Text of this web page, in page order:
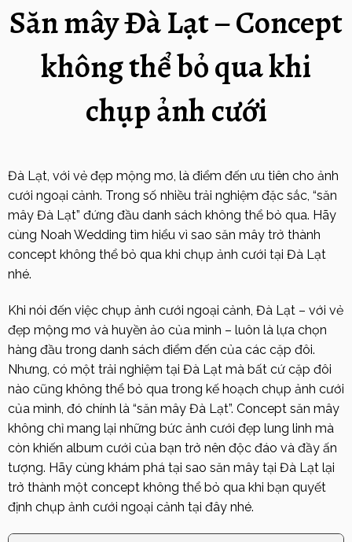
Săn mây Đà Lạt – Concept
không thể bỏ qua khi
chụp ảnh cưới
Đà Lạt, với vẻ đẹp mộng mơ, là điểm đến ưu tiên cho ảnh
cưới ngoại cảnh. Trong số nhiều trải nghiệm đặc sắc, “săn
mây Đà Lạt” đứng đầu danh sách không thể bỏ qua. Hãy
cùng Noah Wedding tìm hiểu vì sao săn mây trở thành
concept không thể bỏ qua khi chụp ảnh cưới tại Đà Lạt
nhé.
Khi nói đến việc chụp ảnh cưới ngoại cảnh, Đà Lạt – với vẻ
đẹp mộng mơ và huyền ảo của mình – luôn là lựa chọn
hàng đầu trong danh sách điểm đến của các cặp đôi.
Nhưng, có một trải nghiệm tại Đà Lạt mà bất cứ cặp đôi
nào cũng không thể bỏ qua trong kế hoạch chụp ảnh cưới
của mình, đó chính là “săn mây Đà Lạt”. Concept săn mây
không chỉ mang lại những bức ảnh cưới đẹp lung linh mà
còn khiến album cưới của bạn trở nên độc đáo và đầy ấn
tượng. Hãy cùng khám phá tại sao săn mây tại Đà Lạt lại
trở thành một concept không thể bỏ qua khi bạn quyết
định chụp ảnh cưới ngoại cảnh tại đây nhé.